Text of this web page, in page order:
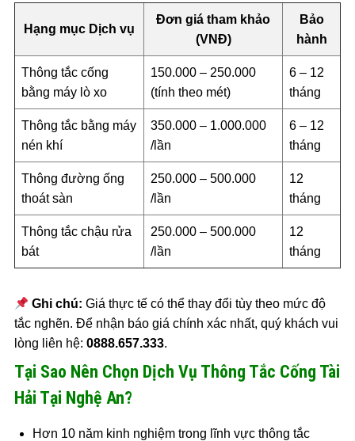
Hạng mục Dịch vụ
Đơn giá tham khảo
(VNĐ)
Bảo
hành
Thông tắc cống
bằng máy lò xo
150.000 – 250.000
(tính theo mét)
6 – 12
tháng
Thông tắc bằng máy
nén khí
350.000 – 1.000.000
/lần
6 – 12
tháng
Thông đường ống
thoát sàn
250.000 – 500.000
/lần
12
tháng
Thông tắc chậu rửa
bát
250.000 – 500.000
/lần
12
tháng
Ghi chú: Giá thực tế có thể thay đổi tùy theo mức độ
tắc nghẽn. Để nhận báo giá chính xác nhất, quý khách vui
lòng liên hệ: 0888.657.333.
Tại Sao Nên Chọn Dịch Vụ Thông Tắc Cống Tài
Hải Tại Nghệ An?
Hơn 10 năm kinh nghiệm trong lĩnh vực thông tắc